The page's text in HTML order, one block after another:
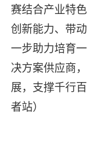
赛结合产业特
创新能力、带
一步助力培育
决方案供应商
展，支撑千行
者站）